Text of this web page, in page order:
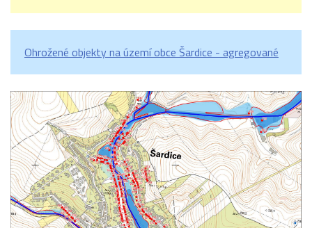
Ohrožené objekty na území obce Šardice - agregované